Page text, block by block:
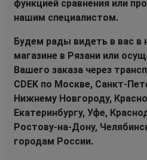
функцией сравнения или
нашим специалистом.
Будем рады видеть в вас
магазине в Рязани или
Вашего заказа через
CDEK по Москве, Санкт-
Нижнему Новгороду,
Екатеринбургу, Уфе,
Ростову-на-Дону,
городам России.